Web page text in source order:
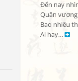
Đến nay
Quân
Bao nhiêu
Ai hay…